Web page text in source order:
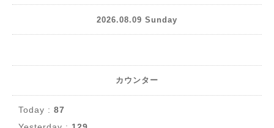
2026.08.09 Sunday
カウンター
Today : 87